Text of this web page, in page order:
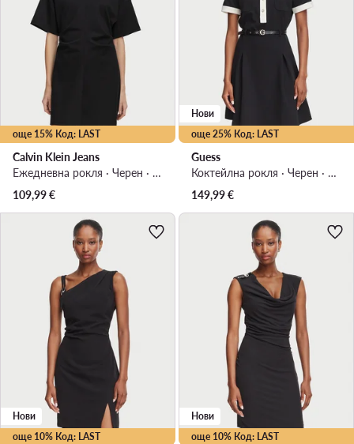
още 15% Код: LAST
Calvin Klein Jeans
Ежедневна рокля · Черен · Мини
109,99€
още 25% Код: LAST
Нови
Guess
Коктейлна рокля · Черен · Мини
149,99€
още 10% Код: LAST
Нови
още 10% Код: LAST
Нови